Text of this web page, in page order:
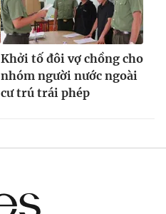
Khởi tố đôi vợ chồng cho
nhóm người nước ngoài
cư trú trái phép